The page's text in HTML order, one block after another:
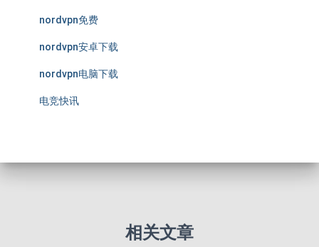
nordvpn免费
nordvpn安卓下载
nordvpn电脑下载
电竞快讯
相关文章